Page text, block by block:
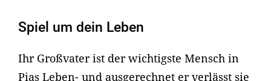
Spiel um dein Leben
Ihr Großvater ist der wichtigste Mensch in
Pias Leben- und ausgerechnet er verlässt sie